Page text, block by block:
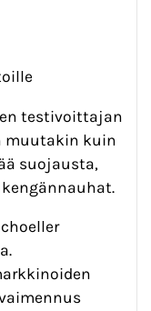
testivoittajan
muutakin kuin
suojausta,